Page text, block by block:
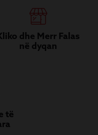
dhe Merr Falas
në dyqan
të